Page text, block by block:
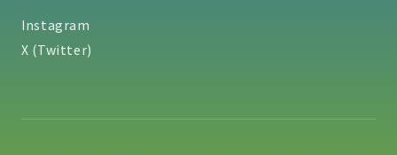
Instagram
X (Twitter)